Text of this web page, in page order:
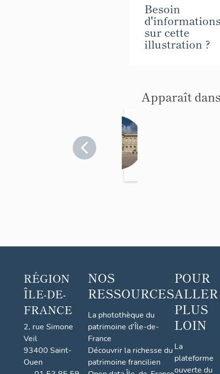
Besoin
sur cette
illustration ?
Apparaît
RÉGION
ÎLE-DE-
FRANCE
2, rue Simone
Veil
93400 Saint-
Ouen
NOS
RESSOURCES
La photothèque du
patrimoine d'Île-de-
France
Découvrir la richesse du
patrimoine francilien
POUR
ALLER
PLUS
LOIN
La
plateforme
ouverte du